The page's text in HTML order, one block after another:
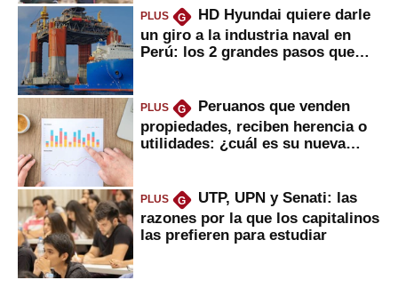
PLUS G
HD Hyundai quiere darle
un giro a la industria naval en
Perú: los 2 grandes pasos que
PLUS G
Peruanos que venden
propiedades, reciben herencia o
utilidades: ¿cuál es su nueva
PLUS G
UTP, UPN y Senati: las
razones por la que los capitalinos
las prefieren para estudiar